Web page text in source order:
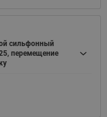
сильфонный
перемещение